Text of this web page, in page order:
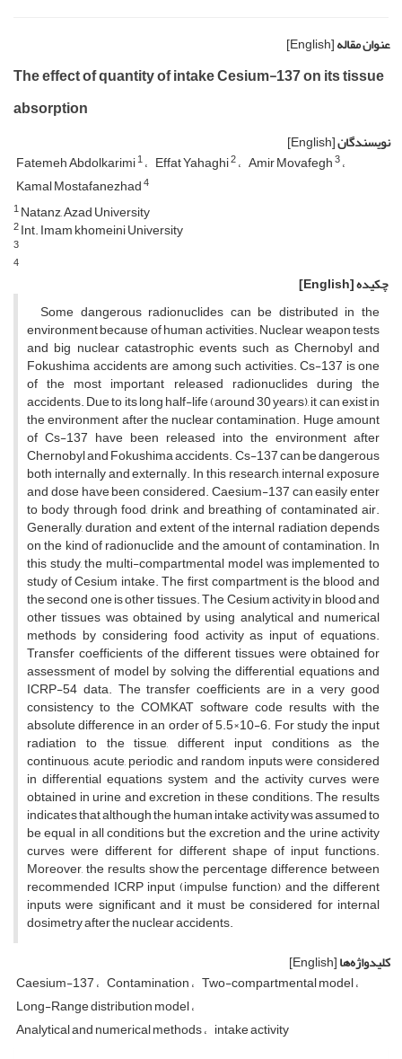
عنوان مقاله[English]
The effect of quantity of intake Cesium-137 on its tissue
absorption
نویسندگان[English]
Fatemeh Abdolkarimi1 Effat Yahaghi2 Amir Movafegh3
Kamal Mostafanezhad4
1Natanz, Azad University
2Int. Imam khomeini University
3
4
چکیده[English]
Some dangerous radionuclides can be distributed in the
environment because of human activities. Nuclear weapon tests
and big nuclear catastrophic events such as Chernobyl and
Fokushima accidents are among such activities. Cs-137 is one
of the most important released radionuclides during the
accidents. Due to its long half-life (around 30 years), it can exist in
the environment after the nuclear contamination. Huge amount
of Cs-137 have been released into the environment after
Chernobyl and Fokushima accidents. Cs-137 can be dangerous
both internally and externally. In this research, internal exposure
and dose have been considered. Caesium-137 can easily enter
to body through food, drink and breathing of contaminated air.
Generally, duration and extent of the internal radiation depends
on the kind of radionuclide and the amount of contamination. In
this study, the multi-compartmental model was implemented to
study of Cesium intake. The first compartment is the blood and
the second one is other tissues. The Cesium activity in blood and
other tissues was obtained by using analytical and numerical
methods by considering food activity as input of equations.
Transfer coefficients of the different tissues were obtained for
assessment of model by solving the differential equations and
ICRP-54 data. The transfer coefficients are in a very good
consistency to the COMKAT software code results with the
absolute difference in an order of 5.5×10-6. For study the input
radiation to the tissue, different input conditions as the
continuous, acute, periodic and random inputs were considered
in differential equations system and the activity curves were
obtained in urine and excretion in these conditions. The results
indicates that although the human intake activity was assumed to
be equal in all conditions but the excretion and the urine activity
curves were different for different shape of input functions.
Moreover, the results show the percentage difference between
recommended ICRP input (impulse function) and the different
inputs were significant and it must be considered for internal
dosimetry after the nuclear accidents.
کلیدواژه‌ها[English]
Caesium-137 Contamination Two-compartmental model
Long-Range distribution model
Analytical and numerical methods intake activity